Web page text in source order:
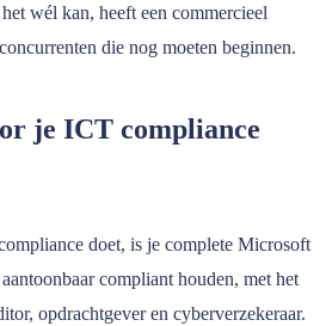
wél kan, heeft een commercieel
die nog moeten beginnen.
je ICT compliance
doet, is je complete Microsoft
compliant houden, met het
opdrachtgever en cyberverzekeraar.